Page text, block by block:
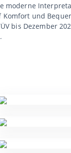
moderne
und
bis Dezember